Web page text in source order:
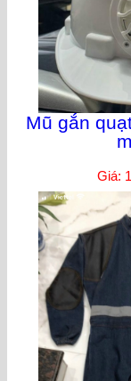
Mũ gắn
Giá: